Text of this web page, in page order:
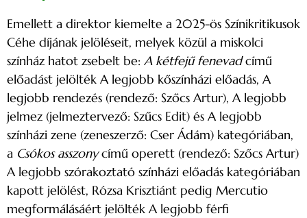
Emellett a direktor kiemelte a 2025-ös Színikritikusok
Céhe díjának jelöléseit, melyek közül a miskolci
színház hatot zsebelt be: A kétfejű fenevadcímű
előadást jelölték A legjobb kőszínházi előadás, A
legjobb rendezés (rendező: Szőcs Artur), A legjobb
jelmez (jelmeztervező: Szűcs Edit) és A legjobb
színházi zene (zeneszerző: Cser Ádám) kategóriában,
a Csókos asszonycímű operett (rendező: Szőcs Artur)
A legjobb szórakoztató színházi előadás kategóriában
kapott jelölést, Rózsa Krisztiánt pedig Mercutio
megformálásáért jelölték A legjobb férfi